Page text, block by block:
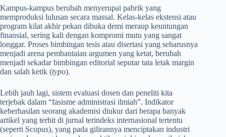
Kampus-kampus berubah menyerupai pabrik yang
memproduksi lulusan secara massal. Kelas-kelas ekstensi atau
program kilat akhir pekan dibuka demi meraup keuntungan
finansial, sering kali dengan kompromi mutu yang sangat
longgar. Proses bimbingan tesis atau disertasi yang seharusnya
menjadi arena pembantaian argumen yang ketat, berubah
menjadi sekadar bimbingan editorial seputar tata letak margin
dan salah ketik (typo).
Lebih jauh lagi, sistem evaluasi dosen dan peneliti kita
terjebak dalam “fasisme administrasi ilmiah”. Indikator
keberhasilan seorang akademisi diukur dari berapa banyak
artikel yang terbit di jurnal terindeks internasional tertentu
(seperti Scopus), yang pada gilirannya menciptakan industri